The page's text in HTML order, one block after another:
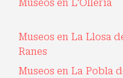
Museos en L'Olleria
Museos en La Llosa
Ranes
Museos en La Pobla